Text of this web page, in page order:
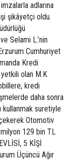
adlarına
şikâyetçi oldu.
Selami L.’nin
Cumhuriyet
Kredi
olan M.K
kredi
daha sonra
kullanmak suretiyle
Otomotiv
milyon 129 bin TL
5 KİŞİ
Üçüncü Ağır